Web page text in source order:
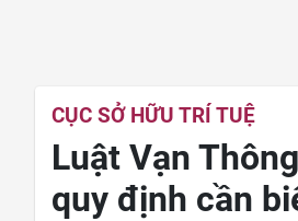
CỤC SỞ HỮU TRÍ TUỆ
Luật Vạn
quy định cần